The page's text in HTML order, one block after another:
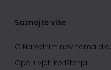
Saznajte više
O Narodnim novinama d.d.
Opći uvjeti korištenja